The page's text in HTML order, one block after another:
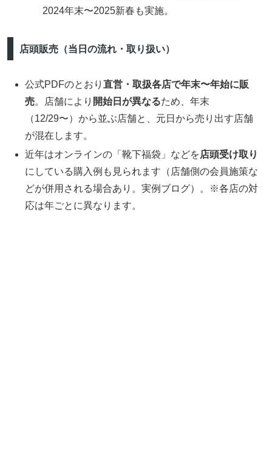
2024年末〜2025新春も実施。
店頭販売（当日の流れ・取り扱い）
公式PDFのとおり直営・取扱各店で年末〜年始に販
売。店舗により 開始日が異なるため、年末
（12/29〜）から並ぶ店舗と、元日から売り出す店舗
が混在します。
近年はオンラインの「靴下福袋」などを店頭受け取り
にしている購入例も見られます（店舗側の会員施策な
どが併用される場合あり。実例ブログ）。※各店の対
応は年ごとに異なります。